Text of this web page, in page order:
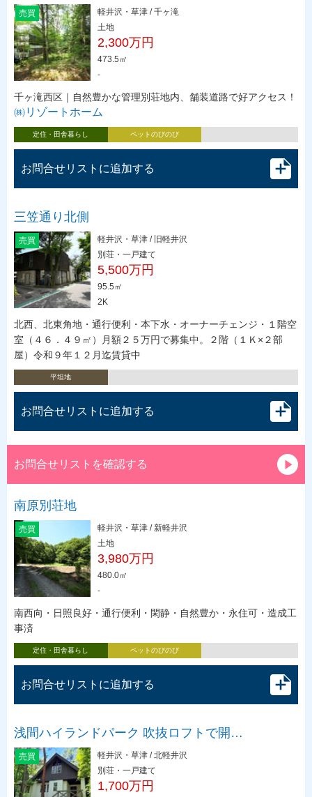
売買
軽井沢・草津 / 千ヶ滝
土地
2,300万円
473.5㎡
-
千ヶ滝西区｜自然豊かな管理別荘地内、舗装道路で好アクセス！
㈱リゾートホーム
定住・田舎暮らし ペットのびのび
お問合せリストに追加する
三笠通り北側
売買
軽井沢・草津 / 旧軽井沢
別荘・一戸建て
5,500万円
95.5㎡
2K
北西、北東角地・通行便利・本下水・オーナーチェンジ・１階空
室（４６．４９㎡）月額２５万円で募集中。２階（１Ｋ×２部
屋）令和９年１２月迄賃貸中
平坦地
お問合せリストに追加する
お問合せリストを確認する
南原別荘地
売買
軽井沢・草津 / 新軽井沢
土地
3,980万円
480.0㎡
-
南西向・日照良好・通行便利・閑静・自然豊か・永住可・造成工
事済
定住・田舎暮らし ペットのびのび
お問合せリストに追加する
浅間ハイランドパーク 吹抜ロフトで開…
売買
軽井沢・草津 / 北軽井沢
別荘・一戸建て
1,700万円